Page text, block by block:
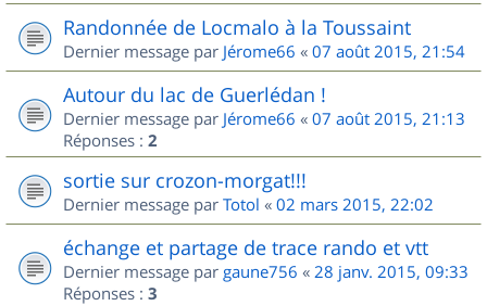
Randonnée de Locmalo à la Toussaint
Dernier message par Jérome66 « 07 août 2015, 21:54
Autour du lac de Guerlédan !
Dernier message par Jérome66 « 07 août 2015, 21:13
Réponses : 2
sortie sur crozon-morgat!!!
Dernier message par Totol « 02 mars 2015, 22:02
échange et partage de trace rando et vtt
Dernier message par gaune756 « 28 janv. 2015, 09:33
Réponses : 3